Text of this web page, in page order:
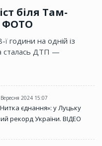
біля Там-
ФОТО
години на одній із
сталась ДТП —
2024 15:07
єднання»: у Луцьку
рекорд України. ВІДЕО